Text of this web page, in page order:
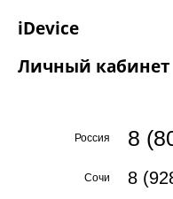
iDevice
Личный кабинет
Россия 8
Сочи 8